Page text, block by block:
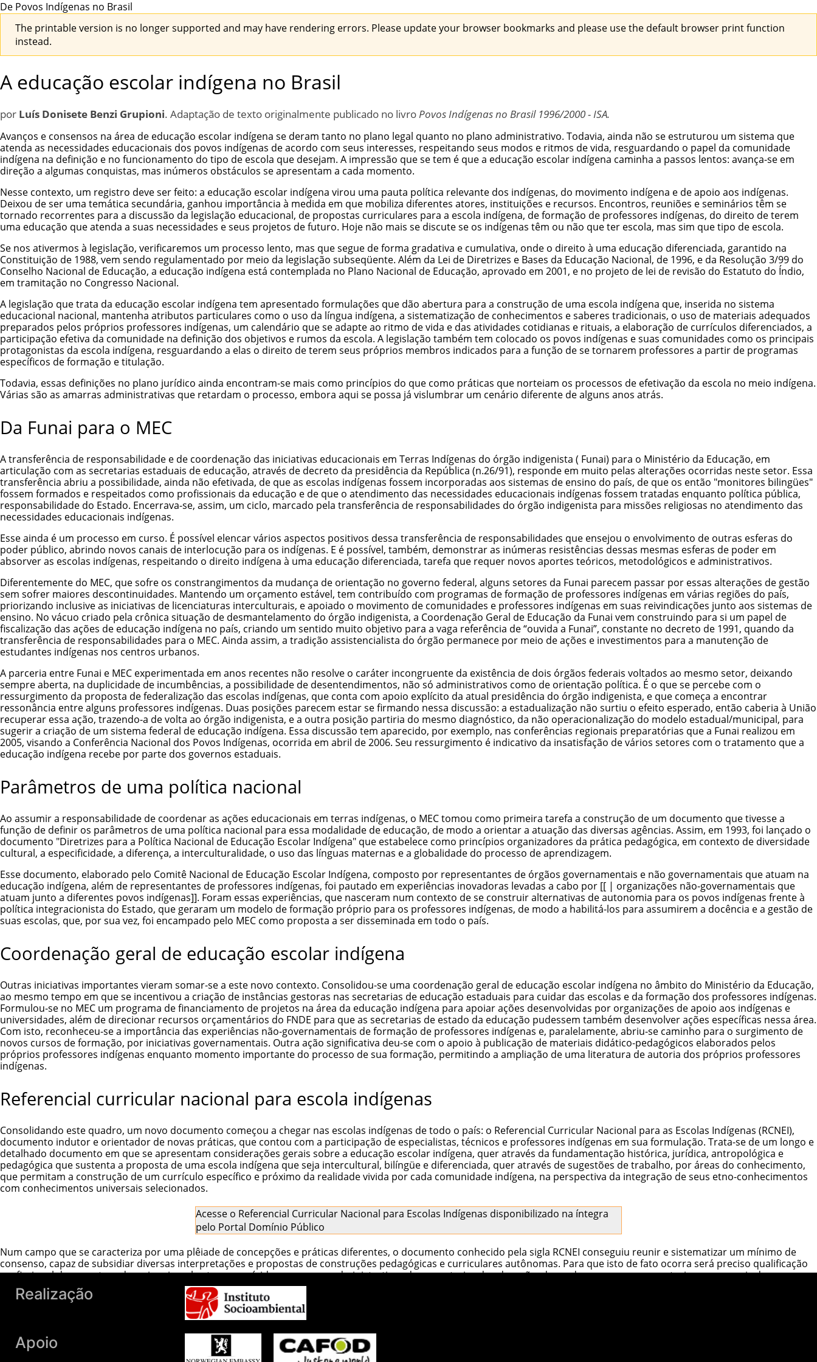
De Povos Indígenas no Brasil
The printable version is no longer supported and may have rendering errors. Please update your browser bookmarks and please use the default browser print function
instead.
A educação escolar indígena no Brasil
por Luís Donisete Benzi Grupioni. Adaptação de texto originalmente publicado no livroPovos Indígenas no Brasil 1996/2000 - ISA.
Avanços e consensos na área de educação escolar indígena se deram tanto no plano legal quanto no plano administrativo. Todavia, ainda não se estruturou um sistema que
atenda as necessidades educacionais dos povos indígenas de acordo com seus interesses, respeitando seus modos e ritmos de vida, resguardando o papel da comunidade
indígena na definição e no funcionamento do tipo de escola que desejam. A impressão que se tem é que a educação escolar indígena caminha a passos lentos: avança-se em
direção a algumas conquistas, mas inúmeros obstáculos se apresentam a cada momento.
Nesse contexto, um registro deve ser feito: a educação escolar indígena virou uma pauta política relevante dos indígenas, do movimento indígena e de apoio aos indígenas.
Deixou de ser uma temática secundária, ganhou importância à medida em que mobiliza diferentes atores, instituições e recursos. Encontros, reuniões e seminários têm se
tornado recorrentes para a discussão da legislação educacional, de propostas curriculares para a escola indígena, de formação de professores indígenas, do direito de terem
uma educação que atenda a suas necessidades e seus projetos de futuro. Hoje não mais se discute se os indígenas têm ou não que ter escola, mas sim que tipo de escola.
Se nos ativermos à legislação, verificaremos um processo lento, mas que segue de forma gradativa e cumulativa, onde o direito à uma educação diferenciada, garantido na
Constituição de 1988, vem sendo regulamentado por meio da legislação subseqüente. Além da Lei de Diretrizes e Bases da Educação Nacional, de 1996, e da Resolução 3/99 do
Conselho Nacional de Educação, a educação indígena está contemplada no Plano Nacional de Educação, aprovado em 2001, e no projeto de lei de revisão do Estatuto do Índio,
em tramitação no Congresso Nacional.
A legislação que trata da educação escolar indígena tem apresentado formulações que dão abertura para a construção de uma escola indígena que, inserida no sistema
educacional nacional, mantenha atributos particulares como o uso da língua indígena, a sistematização de conhecimentos e saberes tradicionais, o uso de materiais adequados
preparados pelos próprios professores indígenas, um calendário que se adapte ao ritmo de vida e das atividades cotidianas e rituais, a elaboração de currículos diferenciados, a
participação efetiva da comunidade na definição dos objetivos e rumos da escola. A legislação também tem colocado os povos indígenas e suas comunidades como os principais
protagonistas da escola indígena, resguardando a elas o direito de terem seus próprios membros indicados para a função de se tornarem professores a partir de programas
específicos de formação e titulação.
Todavia, essas definições no plano jurídico ainda encontram-se mais como princípios do que como práticas que norteiam os processos de efetivação da escola no meio indígena.
Várias são as amarras administrativas que retardam o processo, embora aqui se possa já vislumbrar um cenário diferente de alguns anos atrás.
Da Funai para o MEC
A transferência de responsabilidade e de coordenação das iniciativas educacionais em Terras Indígenas do órgão indigenista ( Funai) para o Ministério da Educação, em
articulação com as secretarias estaduais de educação, através de decreto da presidência da República (n.26/91), responde em muito pelas alterações ocorridas neste setor. Essa
transferência abriu a possibilidade, ainda não efetivada, de que as escolas indígenas fossem incorporadas aos sistemas de ensino do país, de que os então "monitores bilingües"
fossem formados e respeitados como profissionais da educação e de que o atendimento das necessidades educacionais indígenas fossem tratadas enquanto política pública,
responsabilidade do Estado. Encerrava-se, assim, um ciclo, marcado pela transferência de responsabilidades do órgão indigenista para missões religiosas no atendimento das
necessidades educacionais indígenas.
Esse ainda é um processo em curso. É possível elencar vários aspectos positivos dessa transferência de responsabilidades que ensejou o envolvimento de outras esferas do
poder público, abrindo novos canais de interlocução para os indígenas. E é possível, também, demonstrar as inúmeras resistências dessas mesmas esferas de poder em
absorver as escolas indígenas, respeitando o direito indígena à uma educação diferenciada, tarefa que requer novos aportes teóricos, metodológicos e administrativos.
Diferentemente do MEC, que sofre os constrangimentos da mudança de orientação no governo federal, alguns setores da Funai parecem passar por essas alterações de gestão
sem sofrer maiores descontinuidades. Mantendo um orçamento estável, tem contribuído com programas de formação de professores indígenas em várias regiões do país,
priorizando inclusive as iniciativas de licenciaturas interculturais, e apoiado o movimento de comunidades e professores indígenas em suas reivindicações junto aos sistemas de
ensino. No vácuo criado pela crônica situação de desmantelamento do órgão indigenista, a Coordenação Geral de Educação da Funai vem construindo para si um papel de
fiscalização das ações de educação indígena no país, criando um sentido muito objetivo para a vaga referência de “ouvida a Funai”, constante no decreto de 1991, quando da
transferência de responsabilidades para o MEC. Ainda assim, a tradição assistencialista do órgão permanece por meio de ações e investimentos para a manutenção de
estudantes indígenas nos centros urbanos.
A parceria entre Funai e MEC experimentada em anos recentes não resolve o caráter incongruente da existência de dois órgãos federais voltados ao mesmo setor, deixando
sempre aberta, na duplicidade de incumbências, a possibilidade de desentendimentos, não só administrativos como de orientação política. É o que se percebe com o
ressurgimento da proposta de federalização das escolas indígenas, que conta com apoio explícito da atual presidência do órgão indigenista, e que começa a encontrar
ressonância entre alguns professores indígenas. Duas posições parecem estar se firmando nessa discussão: a estadualização não surtiu o efeito esperado, então caberia à União
recuperar essa ação, trazendo-a de volta ao órgão indigenista, e a outra posição partiria do mesmo diagnóstico, da não operacionalização do modelo estadual/municipal, para
sugerir a criação de um sistema federal de educação indígena. Essa discussão tem aparecido, por exemplo, nas conferências regionais preparatórias que a Funai realizou em
2005, visando a Conferência Nacional dos Povos Indígenas, ocorrida em abril de 2006. Seu ressurgimento é indicativo da insatisfação de vários setores com o tratamento que a
educação indígena recebe por parte dos governos estaduais.
Parâmetros de uma política nacional
Ao assumir a responsabilidade de coordenar as ações educacionais em terras indígenas, o MEC tomou como primeira tarefa a construção de um documento que tivesse a
função de definir os parâmetros de uma política nacional para essa modalidade de educação, de modo a orientar a atuação das diversas agências. Assim, em 1993, foi lançado o
documento "Diretrizes para a Política Nacional de Educação Escolar Indígena" que estabelece como princípios organizadores da prática pedagógica, em contexto de diversidade
cultural, a especificidade, a diferença, a interculturalidade, o uso das línguas maternas e a globalidade do processo de aprendizagem.
Esse documento, elaborado pelo Comitê Nacional de Educação Escolar Indígena, composto por representantes de órgãos governamentais e não governamentais que atuam na
educação indígena, além de representantes de professores indígenas, foi pautado em experiências inovadoras levadas a cabo por [[ | organizações não-governamentais que
atuam junto a diferentes povos indígenas]]. Foram essas experiências, que nasceram num contexto de se construir alternativas de autonomia para os povos indígenas frente à
política integracionista do Estado, que geraram um modelo de formação próprio para os professores indígenas, de modo a habilitá-los para assumirem a docência e a gestão de
suas escolas, que, por sua vez, foi encampado pelo MEC como proposta a ser disseminada em todo o país.
Coordenação geral de educação escolar indígena
Outras iniciativas importantes vieram somar-se a este novo contexto. Consolidou-se uma coordenação geral de educação escolar indígena no âmbito do Ministério da Educação,
ao mesmo tempo em que se incentivou a criação de instâncias gestoras nas secretarias de educação estaduais para cuidar das escolas e da formação dos professores indígenas.
Formulou-se no MEC um programa de financiamento de projetos na área da educação indígena para apoiar ações desenvolvidas por organizações de apoio aos indígenas e
universidades, além de direcionar recursos orçamentários do FNDE para que as secretarias de estado da educação pudessem também desenvolver ações específicas nessa área.
Com isto, reconheceu-se a importância das experiências não-governamentais de formação de professores indígenas e, paralelamente, abriu-se caminho para o surgimento de
novos cursos de formação, por iniciativas governamentais. Outra ação significativa deu-se com o apoio à publicação de materiais didático-pedagógicos elaborados pelos
próprios professores indígenas enquanto momento importante do processo de sua formação, permitindo a ampliação de uma literatura de autoria dos próprios professores
indígenas.
Referencial curricular nacional para escola indígenas
Consolidando este quadro, um novo documento começou a chegar nas escolas indígenas de todo o país: o Referencial Curricular Nacional para as Escolas Indígenas (RCNEI),
documento indutor e orientador de novas práticas, que contou com a participação de especialistas, técnicos e professores indígenas em sua formulação. Trata-se de um longo e
detalhado documento em que se apresentam considerações gerais sobre a educação escolar indígena, quer através da fundamentação histórica, jurídica, antropológica e
pedagógica que sustenta a proposta de uma escola indígena que seja intercultural, bilíngüe e diferenciada, quer através de sugestões de trabalho, por áreas do conhecimento,
que permitam a construção de um currículo específico e próximo da realidade vivida por cada comunidade indígena, na perspectiva da integração de seus etno-conhecimentos
com conhecimentos universais selecionados.
Acesse o Referencial Curricular Nacional para Escolas Indígenas disponibilizado na íntegra
pelo Portal Domínio Público
Num campo que se caracteriza por uma plêiade de concepções e práticas diferentes, o documento conhecido pela sigla RCNEI conseguiu reunir e sistematizar um mínimo de
consenso, capaz de subsidiar diversas interpretações e propostas de construções pedagógicas e curriculares autônomas. Para que isto de fato ocorra será preciso qualificação
profissional dos agentes educacionais e abertura nos rígidos esquemas administrativos das secretarias de educação, de modo que se possa construir novos canais de
interlocução em que as comunidades indígenas tenham papel ativo na definição do projeto político pedagógico de suas escolas.